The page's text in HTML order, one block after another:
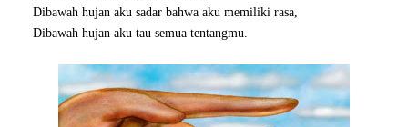
Dibawah hujan aku sadar bahwa aku memiliki rasa,
Dibawah hujan aku tau semua tentangmu.